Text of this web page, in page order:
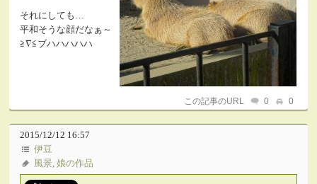
それにしても…
平和そうな顔だなぁ～
≧∇≦ブハハハハハ
この記事のURL 0 0
2015/12/12 16:57
伊豆
風景,娘の作品